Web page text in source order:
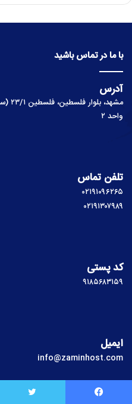
با ما در تماس باشید
آدرس
مشهد، بلوار فلسطین، فلسطین ۲۳/۱ (سناباد) پلاک ۹۹۴،
واحد ۲
تلفن تماس
۰۲۱۹۱۰۹۶۲۶۵
۰۲۱۹۱۳۰۷۹۸۹
کد پستی
۹۱۸۵۶۸۳۱۵۹
ایمیل
info@zaminhost.com